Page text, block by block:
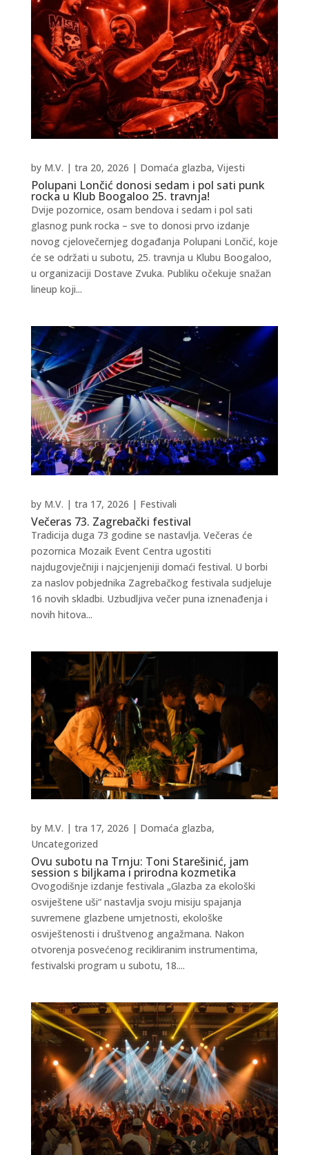
Polupani Lončić donosi sedam i pol sati punk
rocka u Klub Boogaloo 25. travnja!
by M.V. | tra 20, 2026 | Domaća glazba, Vijesti
Dvije pozornice, osam bendova i sedam i pol sati
glasnog punk rocka – sve to donosi prvo izdanje
novog cjelovečernjeg događanja Polupani Lončić, koje
će se održati u subotu, 25. travnja u Klubu Boogaloo,
u organizaciji Dostave Zvuka. Publiku očekuje snažan
lineup koji...
Večeras 73. Zagrebački festival
by M.V. | tra 17, 2026 | Festivali
Tradicija duga 73 godine se nastavlja. Večeras će
pozornica Mozaik Event Centra ugostiti
najdugovječniji i najcjenjeniji domaći festival. U borbi
za naslov pobjednika Zagrebačkog festivala sudjeluje
16 novih skladbi. Uzbudljiva večer puna iznenađenja i
novih hitova...
Ovu subotu na Trnju: Toni Starešinić, jam
session s biljkama i prirodna kozmetika
by M.V. | tra 17, 2026 | Domaća glazba,
Uncategorized
Ovogodišnje izdanje festivala „Glazba za ekološki
osviještene uši“ nastavlja svoju misiju spajanja
suvremene glazbene umjetnosti, ekološke
osviještenosti i društvenog angažmana. Nakon
otvorenja posvećenog recikliranim instrumentima,
festivalski program u subotu, 18....